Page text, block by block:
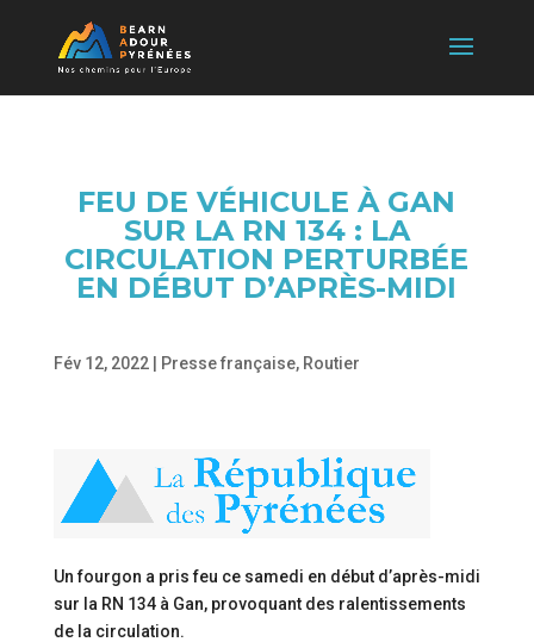
FEU DE VÉHICULE À GAN
SUR LA RN 134 : LA
CIRCULATION PERTURBÉE
EN DÉBUT D’APRÈS-MIDI
Fév 12, 2022| Presse française, Routier
Un fourgon a pris feu ce samedi en début d’après-midi
sur la RN 134 à Gan, provoquant des ralentissements
de la circulation.